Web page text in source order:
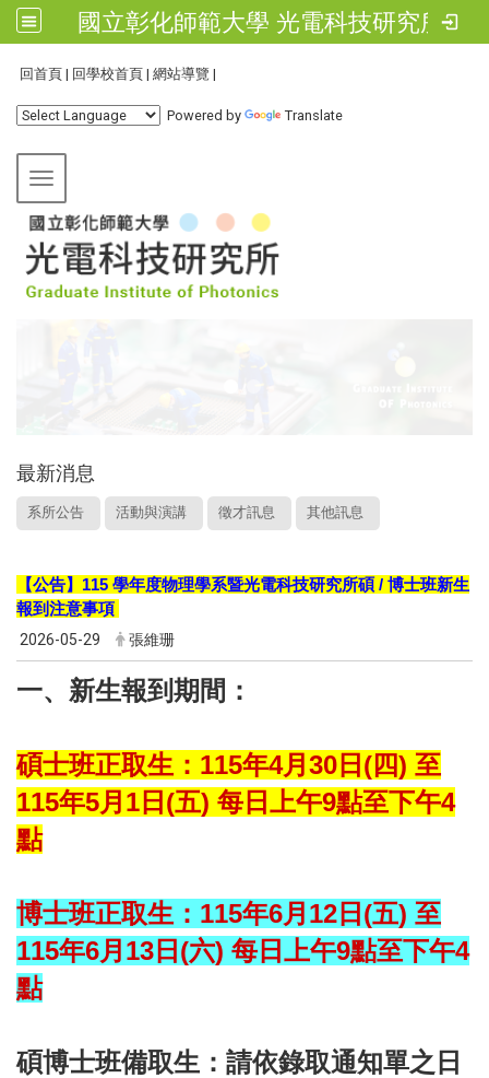
國立彰化師範大學 光電科技研究所
回首頁 | 回學校首頁 | 網站導覽 |
Powered by Translate
Toggle navigation
最新消息
系所公告 活動與演講 徵才訊息 其他訊息
【公告】115 學年度物理學系暨光電科技研究所碩 / 博士班新生
報到注意事項
2026-05-29 張維珊
一、新生報到期間：
碩士班正取生：115年4月30日(四) 至
115年5月1日(五) 每日上午9點至下午4
點
博士班正取生：115年6月12日(五) 至
115年6月13日(六) 每日上午9點至下午4
點
碩博士班備取生：請依錄取通知單之日